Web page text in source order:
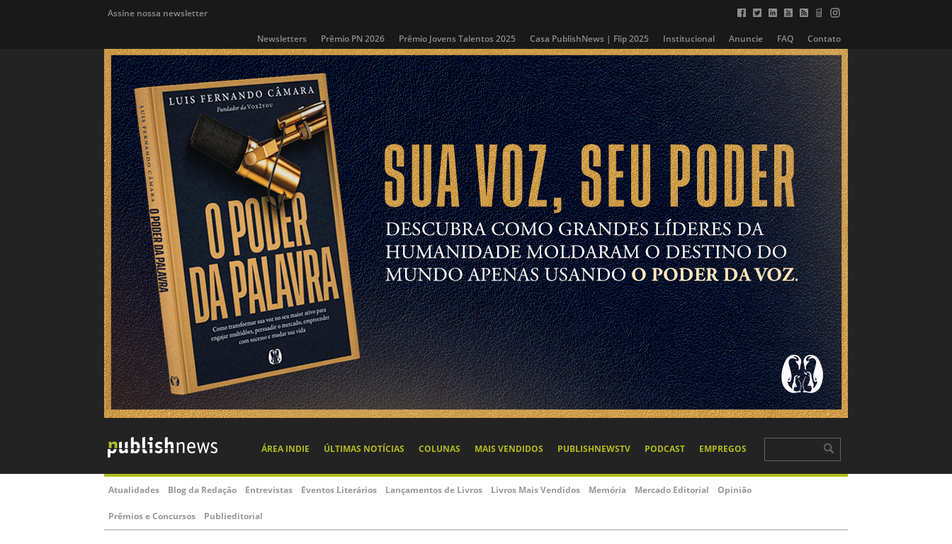
Assine nossa newsletter
Newsletters Prêmio PN 2026 Prêmio Jovens Talentos 2025 Casa PublishNews | Flip 2025 Institucional Anuncie FAQ Contato
ÁREA INDIE ÚLTIMAS NOTÍCIAS COLUNAS MAIS VENDIDOS PUBLISHNEWSTV PODCAST EMPREGOS
Atualidades Blog da Redação Entrevistas Eventos Literários Lançamentos de Livros Livros Mais Vendidos Memória Mercado Editorial Opinião
Prêmios e Concursos Publieditorial